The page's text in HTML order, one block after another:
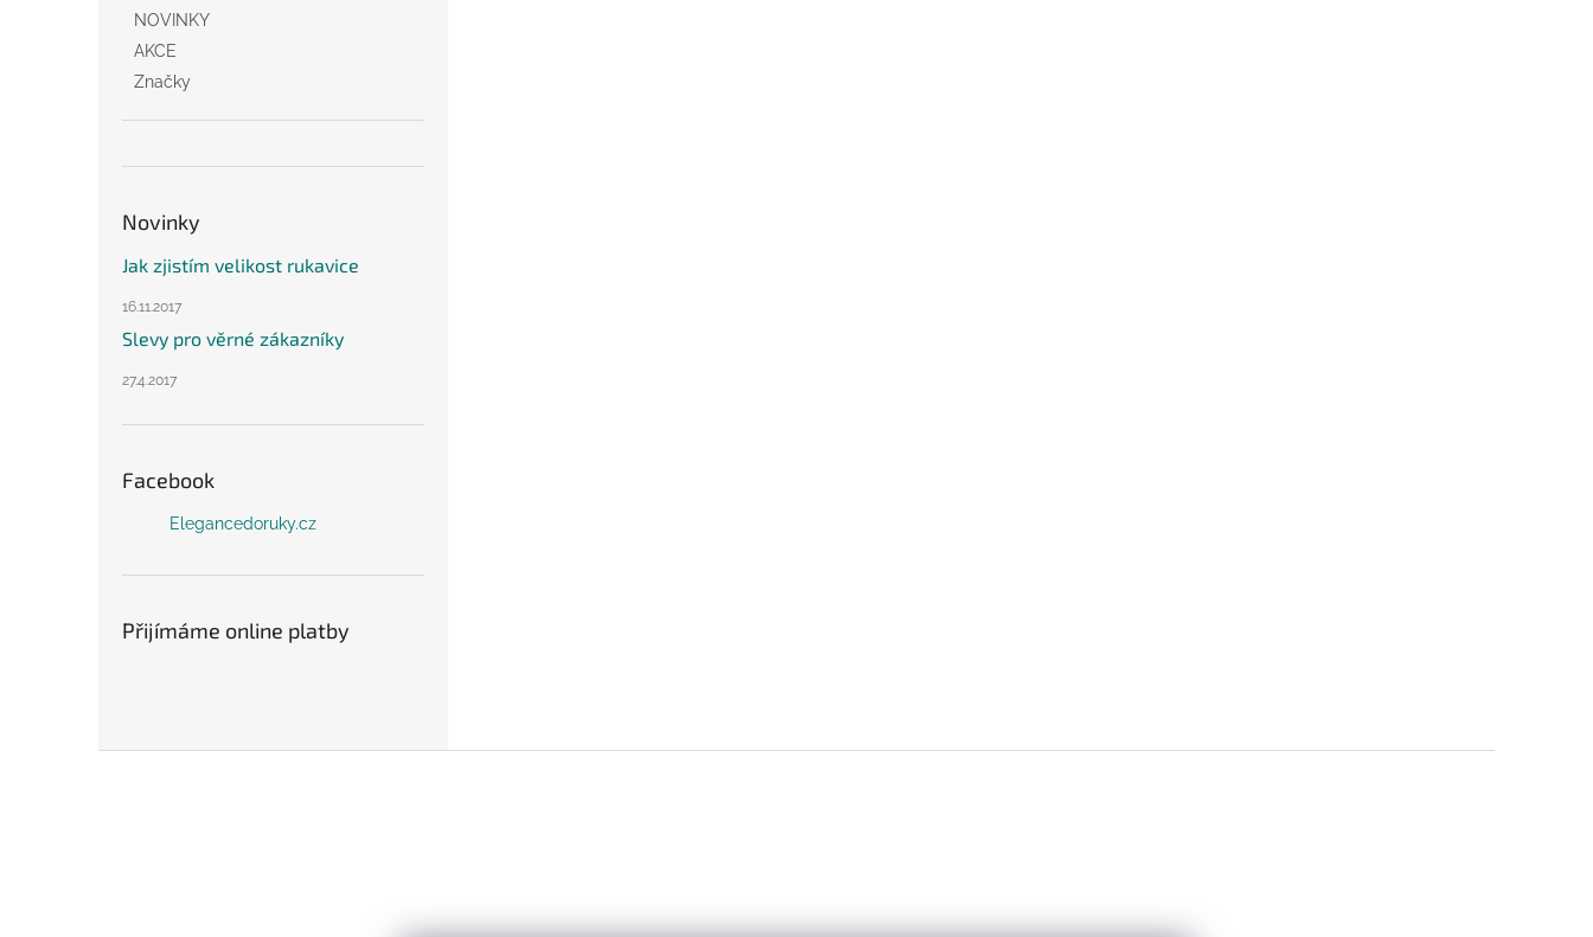
NOVINKY
AKCE
Značky
Novinky
Jak zjistím velikost rukavice
16.11.2017
Slevy pro věrné zákazníky
27.4.2017
Facebook
Elegancedoruky.cz
Přijímáme online platby